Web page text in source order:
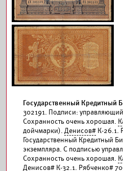
Государственный Кредитный
302191. Подписи:
Сохранность очень хорошая.
дойчмарки). Денисов# К-26.1.
Государственный Кредитный
экземпляра. С подписью
Сохранность очень хорошая.
Денисов# К-32.1. Рябченко#